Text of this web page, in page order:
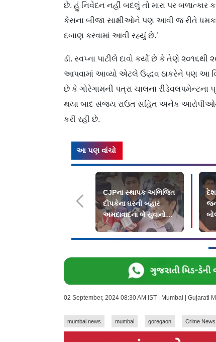
છે. હું ‌નિવેદન નહીં બદલું તો મારા પર
કેસના બીજા સાક્ષીઓને પણ આવી જ રીતે
દબાણ કરવામાં આવી રહ્યું છે.’
ડૉ. સ્વપ્ના પાટીલે દાવો કર્યો છે કે તેણે
આપવામાં આવ્યો એટલે ઉદ્ધવ ઠાકરેને પણ આ
છે કે ગોરેગામની પત્રા ચાલના રીડેવલપમેન્ટના
થયા બાદ સંજય રાઉત સહિત અનેક
કરી રહી છે.
આ પણ વાંચો
CJPના સ્થાપક અભિજિત
દીપકેના ઘરની બહાર
અમદાવાદના બે યુવાનોનો
વિરોધ
02 September, 2024 08:30 AM IST | Mumbai | Gujarati
mumbai news mumbai goregaon Crime News